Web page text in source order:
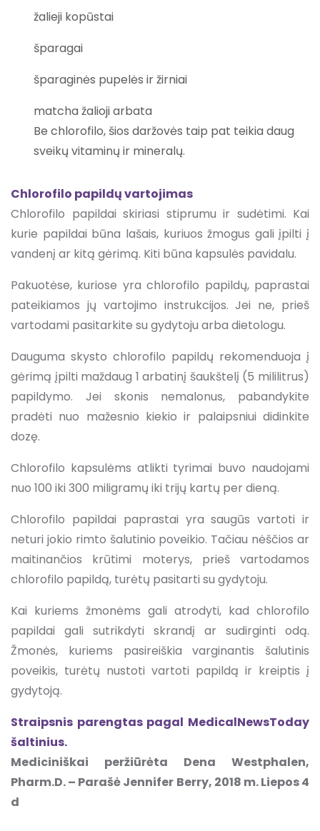
žalieji kopūstai
šparagai
šparaginės pupelės ir žirniai
matcha žalioji arbata
Be chlorofilo, šios daržovės taip pat teikia daug
sveikų vitaminų ir mineralų.
Chlorofilo papildų vartojimas
Chlorofilo papildai skiriasi stiprumu ir sudėtimi. Kai
kurie papildai būna lašais, kuriuos žmogus gali įpilti į
vandenį ar kitą gėrimą. Kiti būna kapsulės pavidalu.
Pakuotėse, kuriose yra chlorofilo papildų, paprastai
pateikiamos jų vartojimo instrukcijos. Jei ne, prieš
vartodami pasitarkite su gydytoju arba dietologu.
Dauguma skysto chlorofilo papildų rekomenduoja į
gėrimą įpilti maždaug 1 arbatinį šaukštelį (5 mililitrus)
papildymo. Jei skonis nemalonus, pabandykite
pradėti nuo mažesnio kiekio ir palaipsniui didinkite
dozę.
Chlorofilo kapsulėms atlikti tyrimai buvo naudojami
nuo 100 iki 300 miligramų iki trijų kartų per dieną.
Chlorofilo papildai paprastai yra saugūs vartoti ir
neturi jokio rimto šalutinio poveikio. Tačiau nėščios ar
maitinančios krūtimi moterys, prieš vartodamos
chlorofilo papildą, turėtų pasitarti su gydytoju.
Kai kuriems žmonėms gali atrodyti, kad chlorofilo
papildai gali sutrikdyti skrandį ar sudirginti odą.
Žmonės, kuriems pasireiškia varginantis šalutinis
poveikis, turėtų nustoti vartoti papildą ir kreiptis į
gydytoją.
Straipsnis parengtas pagal MedicalNewsToday
šaltinius.
Mediciniškai peržiūrėta Dena Westphalen,
Pharm.D. – Parašė Jennifer Berry, 2018 m. Liepos 4
d